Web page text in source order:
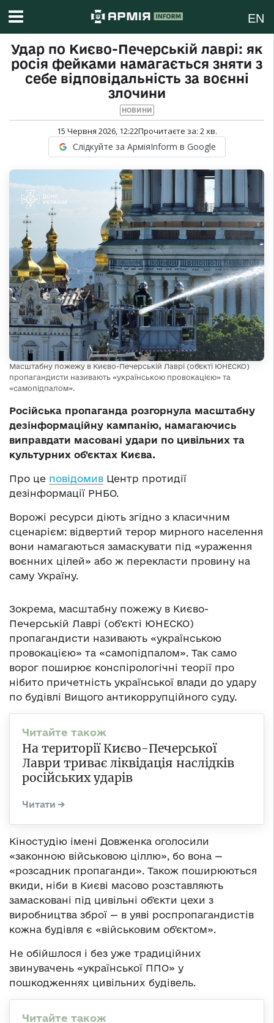
EN
Удар по Києво-Печерській лаврі: як
росія фейками намагається зняти з
себе відповідальність за воєнні
злочини
НОВИНИ
15 Червня 2026, 12:22Прочитаєте за: 2хв.
Слідкуйте за АрміяInform в Google
Масштабну пожежу в Києво-Печерській Лаврі (об'єкті ЮНЕСКО)
пропагандисти називають «українською провокацією» та
«самопідпалом».
Російська пропаганда розгорнула масштабну
дезінформаційну кампанію, намагаючись
виправдати масовані удари по цивільних та
культурних об'єктах Києва.
Про це повідомив Центр протидії
дезінформації РНБО.
Ворожі ресурси діють згідно з класичним
сценарієм: відвертий терор мирного населення
вони намагаються замаскувати під «ураження
воєнних цілей» або ж перекласти провину на
саму Україну.
Зокрема, масштабну пожежу в Києво-
Печерській Лаврі (об’єкті ЮНЕСКО)
пропагандисти називають «українською
провокацією» та «самопідпалом». Так само
ворог поширює конспірологічні теорії про
нібито причетність української влади до удару
по будівлі Вищого антикоррупційного суду.
На території Києво-Печерської
Лаври триває ліквідація наслідків
російських ударів
Кіностудію імені Довженка оголосили
«законною військовою ціллю», бо вона —
«розсадник пропаганди». Також поширюються
вкиди, ніби в Києві масово розставляють
замасковані під цивільні обʼєкти цехи з
виробництва зброї — в уяві роспропагандистів
кожна будівля є «військовим обʼєктом».
Не обійшлося і без уже традиційних
звинувачень «української ППО» у
пошкодженнях цивільних будівель.